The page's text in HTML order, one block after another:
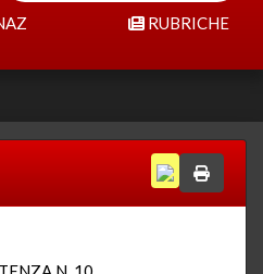
RUBRICHE